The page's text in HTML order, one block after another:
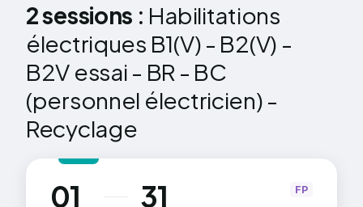
2 sessions : Habilitations
électriques B1(V) - B2(V) -
B2V essai - BR - BC
(personnel électricien) -
Recyclage
01
au 31 FP